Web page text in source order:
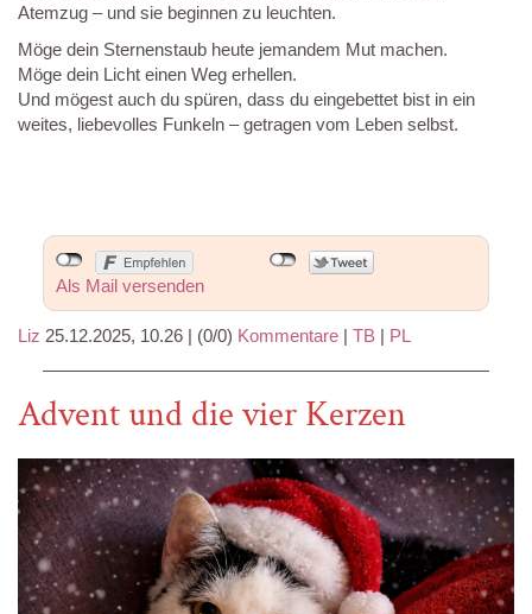
Atemzug – und sie beginnen zu leuchten.
Möge dein Sternenstaub heute jemandem Mut machen.
Möge dein Licht einen Weg erhellen.
Und mögest auch du spüren, dass du eingebettet bist in ein
weites, liebevolles Funkeln – getragen vom Leben selbst.
Als Mail versenden
Liz 25.12.2025, 10.26 | (0/0) Kommentare | TB | PL
Advent und die vier Kerzen